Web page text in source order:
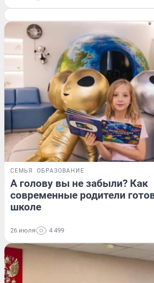
СЕМЬЯ ОБРАЗОВАНИЕ
А голову вы не забыли? Как
современные родители
школе
26 июля 4 499